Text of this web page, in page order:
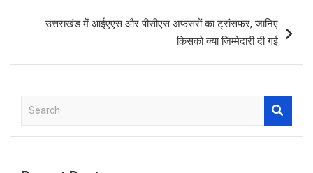
k
p
उत्तराखंड में आईएएस और पीसीएस अफसरों का ट्रांसफर, जानिए
किसको क्या जिम्मेदारी दी गई
a